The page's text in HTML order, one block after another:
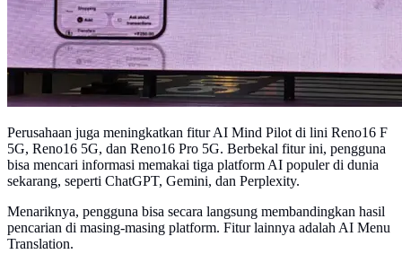
Perusahaan juga meningkatkan fitur AI Mind Pilot di lini Reno16 F
5G, Reno16 5G, dan Reno16 Pro 5G. Berbekal fitur ini, pengguna
bisa mencari informasi memakai tiga platform AI populer di dunia
sekarang, seperti ChatGPT, Gemini, dan Perplexity.
Menariknya, pengguna bisa secara langsung membandingkan hasil
pencarian di masing-masing platform. Fitur lainnya adalah AI Menu
Translation.